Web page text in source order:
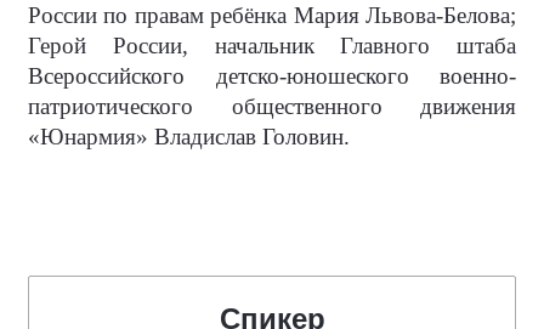
России по правам ребёнка Мария Львова-Белова;
Герой России, начальник Главного штаба
Всероссийского детско-юношеского военно-
патриотического общественного движения
«Юнармия» Владислав Головин.
Спикер